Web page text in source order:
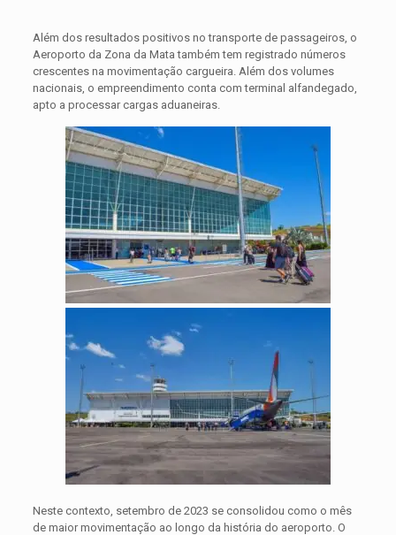
Além dos resultados positivos no transporte de passageiros, o
Aeroporto da Zona da Mata também tem registrado números
crescentes na movimentação cargueira. Além dos volumes
nacionais, o empreendimento conta com terminal alfandegado,
apto a processar cargas aduaneiras.
Neste contexto, setembro de 2023 se consolidou como o mês
de maior movimentação ao longo da história do aeroporto. O